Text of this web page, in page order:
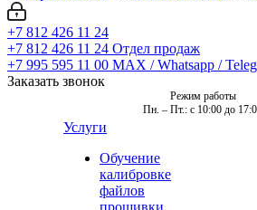
+7 812 426 11 24
+7 812 426 11 24 Отдел продаж
+7 995 595 11 00 MAX / Whatsapp /
Заказать звонок
Режим работы
Пн. – Пт.: с 10:00 до
Услуги
Обучение
калибровке
файлов
прошивки